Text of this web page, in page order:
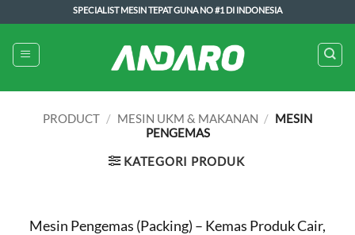
to
content
SPECIALIST MESIN TEPAT GUNA NO #1 DI INDONESIA
PRODUCT / MESIN UKM & MAKANAN / MESIN
PENGEMAS
KATEGORI PRODUK
Mesin Pengemas (Packing) – Kemas Produk Cair,